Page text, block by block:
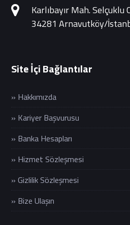
Karlıbayır Mah. Selçuklu
34281 Arnavutköy/
Site İçi Bağlantılar
» Hakkımızda
» Kariyer Başvurusu
» Banka Hesapları
» Hizmet Sözleşmesi
» Gizlilik Sözleşmesi
» Bize Ulaşın